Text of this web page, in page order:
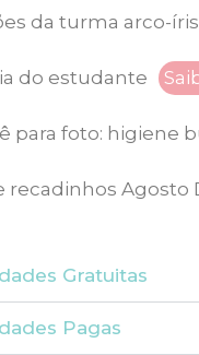
da turma arco-íris
do estudante
para foto: higiene
recadinhos Agosto
Gratuitas
Pagas